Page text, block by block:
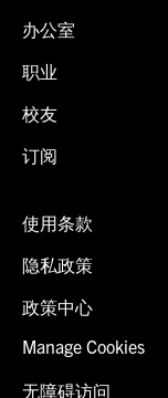
办公室
职业
校友
订阅
使用条款
隐私政策
政策中心
Manage Cookies
无障碍访问